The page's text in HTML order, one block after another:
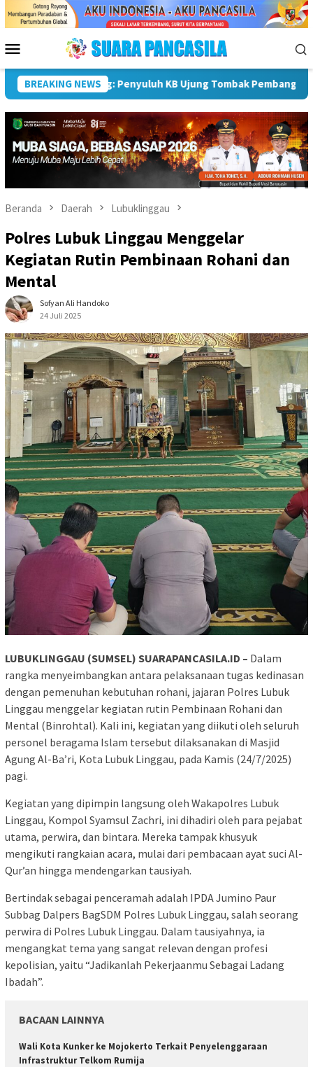
Menu
Mobile
BREAKING NEWS
Sekda Pimpin Rapat, Pemkab Rejang Lebong
Beranda Daerah Lubuklinggau
Polres Lubuk Linggau Menggelar
Kegiatan Rutin Pembinaan Rohani dan
Mental
Sofyan Ali Handoko
24 Juli 2025
LUBUKLINGGAU (SUMSEL) SUARAPANCASILA.ID – Dalam
rangka menyeimbangkan antara pelaksanaan tugas kedinasan
dengan pemenuhan kebutuhan rohani, jajaran Polres Lubuk
Linggau menggelar kegiatan rutin Pembinaan Rohani dan
Mental (Binrohtal). Kali ini, kegiatan yang diikuti oleh seluruh
personel beragama Islam tersebut dilaksanakan di Masjid
Agung Al-Ba’ri, Kota Lubuk Linggau, pada Kamis (24/7/2025)
pagi.
Kegiatan yang dipimpin langsung oleh Wakapolres Lubuk
Linggau, Kompol Syamsul Zachri, ini dihadiri oleh para pejabat
utama, perwira, dan bintara. Mereka tampak khusyuk
mengikuti rangkaian acara, mulai dari pembacaan ayat suci Al-
Qur’an hingga mendengarkan tausiyah.
Bertindak sebagai penceramah adalah IPDA Jumino Paur
Subbag Dalpers BagSDM Polres Lubuk Linggau, salah seorang
perwira di Polres Lubuk Linggau. Dalam tausiyahnya, ia
mengangkat tema yang sangat relevan dengan profesi
kepolisian, yaitu “Jadikanlah Pekerjaanmu Sebagai Ladang
Ibadah”.
BACAAN LAINNYA
Wali Kota Kunker ke Mojokerto Terkait Penyelenggaraan
Infrastruktur Telkom Rumija